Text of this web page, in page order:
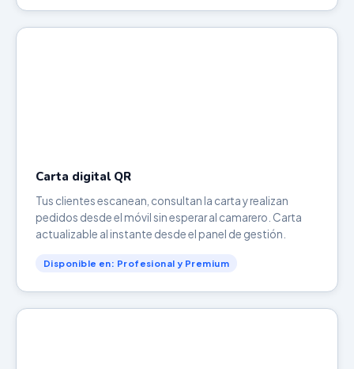
Carta digital QR
Tus clientes escanean, consultan la carta y realizan
pedidos desde el móvil sin esperar al camarero. Carta
actualizable al instante desde el panel de gestión.
Disponible en: Profesional y Premium